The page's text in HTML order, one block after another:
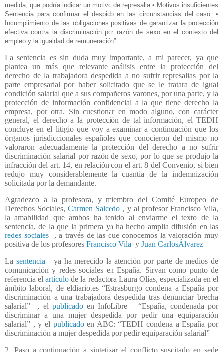
medida, que podría indicar un motivo de represalia • Motivos insuficientes
Sentencia para confirmar el despido en las circunstancias del caso: •
Incumplimiento de las obligaciones positivas de garantizar la protección
efectiva contra la discriminación por razón de sexo en el contexto del
empleo y la igualdad de remuneración”.
La sentencia es sin duda muy importante, a mi parecer, ya que
plantea un más que relevante análisis entre la protección del
derecho de la trabajadora despedida a no sufrir represalias por la
parte empresarial por haber solicitado que se le tratara de igual
condición salarial que a sus compañeros varones, por una parte, y la
protección de información confidencial a la que tiene derecho la
empresa, por otra. Sin cuestionar en modo alguno, con carácter
general, el derecho a la protección de tal información, el TEDH
concluye en el litigio que voy a examinar a continuación que los
órganos jurisdiccionales españoles que conocieron del mismo no
valoraron adecuadamente la protección del derecho a no sufrir
discriminación salarial por razón de sexo, por lo que se produjo la
infracción del art. 14, en relación con el art. 8 del Convenio, si bien
redujo muy considerablemente la cuantía de la indemnización
solicitada por la demandante.
Agradezco a la profesora, y miembro del Comité Europeo de
Derechos Sociales,Carmen Salcedo , y al profesor Francisco Vila,
la amabilidad que ambos ha tenido al enviarme el texto de la
sentencia, de la que la primera ya ha hecho amplia difusión en las
redes sociales
, a través de las que conocemos la valoración muy
positiva de los profesores Francisco Vila y Juan CarlosÁlvarez
La sentencia
ya ha merecido la atención por parte de medios de
comunicación y redes sociales en España. Sirvan como punto de
referencia elartículode la redactora Laura Olías, especializada en el
ámbito laboral, de eldiario.es “Estrasburgo condena a España por
discriminación a una trabajadora despedida tras denunciar brecha
salarial”
, el publicadoen InfoLibre
“España, condenada por
discriminar a una mujer despedida por pedir una equiparación
salarial” , y el publicadoen ABC: “TEDH condena a España por
discriminación a mujer despedida por pedir equiparación salarial”
2. Paso a continuación a sintetizar el conflicto suscitado en sede